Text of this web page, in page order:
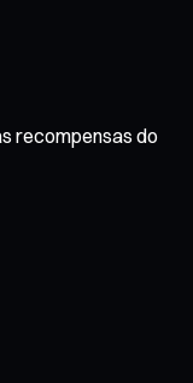
recompensas do